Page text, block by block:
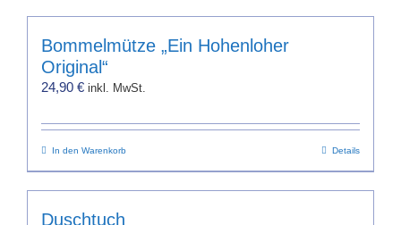
Bommelmütze „Ein Hohenloher
Original“
24,90 € inkl. MwSt.
In den Warenkorb Details
Duschtuch